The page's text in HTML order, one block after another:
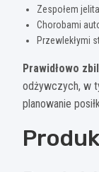
Zespołem
Chorobami
Przewlekłymi
Prawidłowo
odżywczych, w
planowanie